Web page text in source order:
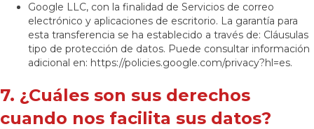
Google LLC, con la finalidad de Servicios de correo
electrónico y aplicaciones de escritorio. La garantía para
esta transferencia se ha establecido a través de: Cláusulas
tipo de protección de datos. Puede consultar información
adicional en: https://policies.google.com/privacy?hl=es.
7. ¿Cuáles son sus derechos
cuando nos facilita sus datos?